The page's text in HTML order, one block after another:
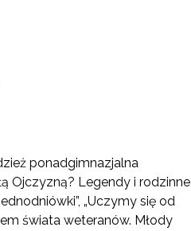
ponadgimnazjalna
Ojczyzną? Legendy i rodzinne
„Uczymy się od
świata weteranów. Młody